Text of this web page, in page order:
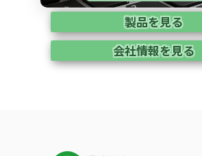
製品を見る
会社情報を見る